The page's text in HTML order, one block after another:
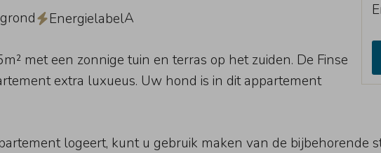
EnergielabelA
met een zonnige tuin en terras op het zuiden. De Finse
extra luxueus. Uw hond is in dit appartement
logeert, kunt u gebruik maken van de bijbehorende